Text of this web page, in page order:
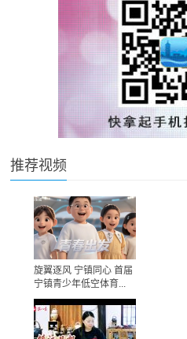
推荐视频
旋翼逐风 宁镇同心 首届
宁镇青少年低空体育...